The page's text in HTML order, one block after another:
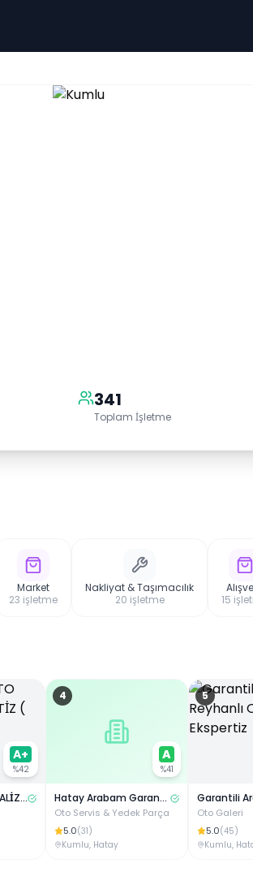
341
Toplam İşletme
Market
23 işletme
Nakliyat & Taşımacılık
20 işletme
15
A+
%42
REYHANLI AUTO ANALİZ EKSPERTİZ ( KURUMSAL)
4
A
%41
Hatay Arabam Garantili Oto Ekspertiz
Oto Servis & Yedek Parça
5.0(31)
Kumlu, Hatay
5
Oto Galeri
5.0(45)
Kumlu,